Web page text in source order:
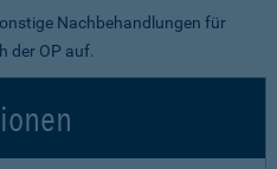
Nachbehandlungen für
der OP auf.